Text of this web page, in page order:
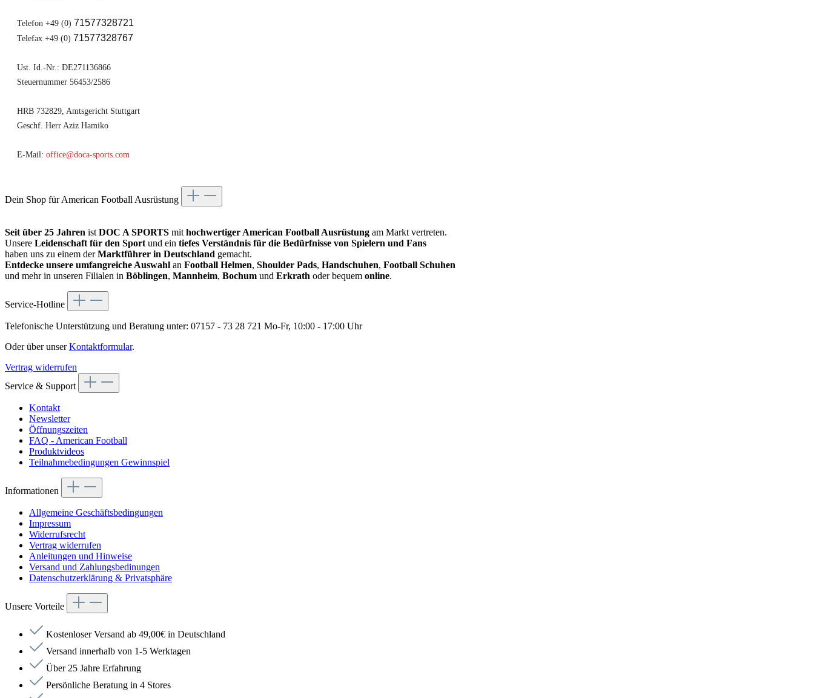
Telefon +49 (0) 71577328721
Telefax +49 (0) 71577328767
Ust. Id.-Nr.: DE271136866
Steuernummer 56453/2586
HRB 732829, Amtsgericht Stuttgart
Geschf. Herr Aziz Hamiko
E-Mail: office@doca-sports.com
Dein Shop für American Football Ausrüstung
Seit über 25 Jahren ist DOC A SPORTS mit hochwertiger American Football Ausrüstung am Markt vertreten.
Unsere Leidenschaft für den Sport und ein tiefes Verständnis für die Bedürfnisse von Spielern und Fans
haben uns zu einem derMarktführer in Deutschland gemacht.
Entdecke unsere umfangreiche Auswahl an Football Helmen, Shoulder Pads, Handschuhen, Football Schuhen
und mehr in unseren Filialen in Böblingen, Mannheim, Bochum und Erkrath oder bequem online.
Service-Hotline
Telefonische Unterstützung und Beratung unter: 07157 - 73 28 721 Mo-Fr, 10:00 - 17:00 Uhr
Oder über unserKontaktformular.
Vertrag widerrufen
Service & Support
Kontakt
Newsletter
Öffnungszeiten
FAQ - American Football
Produktvideos
Teilnahmebedingungen Gewinnspiel
Informationen
Allgemeine Geschäftsbedingungen
Impressum
Widerrufsrecht
Vertrag widerrufen
Anleitungen und Hinweise
Versand und Zahlungsbedinungen
Datenschutzerklärung & Privatsphäre
Unsere Vorteile
Kostenloser Versand ab 49,00€ in Deutschland
Versand innerhalb von 1-5 Werktagen
Über 25 Jahre Erfahrung
Persönliche Beratung in 4 Stores